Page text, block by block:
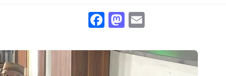
Facebook
Mastodon